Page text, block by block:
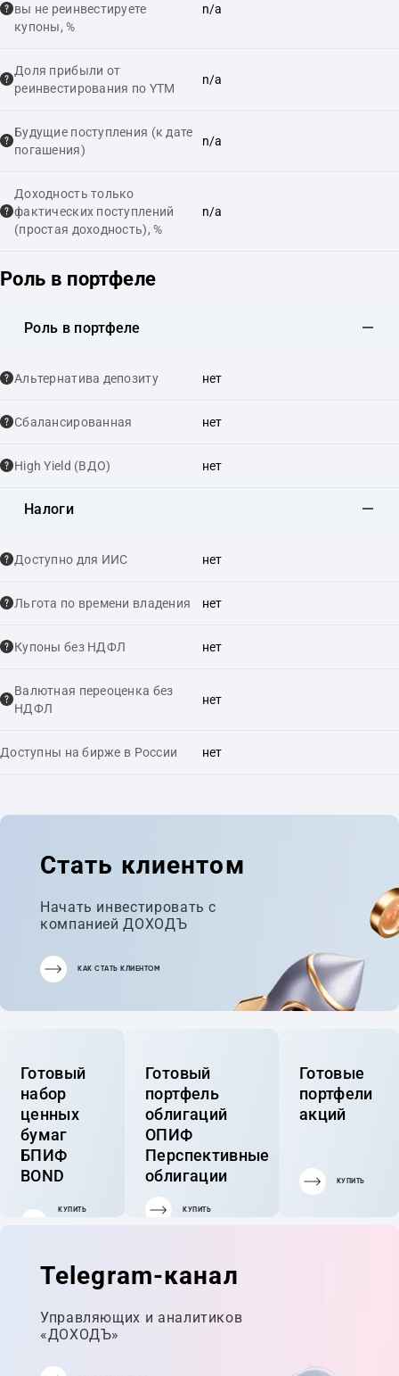
вы не реинвестируете
купоны, %
n/a
Доля прибыли от
реинвестирования по YTM
n/a
Будущие поступления (к дате
погашения)
n/a
Доходность только
фактических поступлений
(простая доходность), %
n/a
Роль в портфеле
Роль в портфеле
Альтернатива депозиту нет
Сбалансированная нет
High Yield (ВДО) нет
Налоги
Доступно для ИИС нет
Льгота по времени владения нет
Купоны без НДФЛ нет
Валютная переоценка без
НДФЛ
нет
Доступны на бирже в России нет
Стать клиентом
Начать инвестировать с
компанией ДОХОДЪ
КАК СТАТЬ КЛИЕНТОМ
Готовый
набор
ценных
бумаг
БПИФ
BOND
КУПИТЬ
Готовый
портфель
облигаций
ОПИФ
Перспективные
облигации
КУПИТЬ
Готовые
портфели
акций
КУПИТЬ
Telegram-канал
Управляющих и аналитиков
«ДОХОДЪ»